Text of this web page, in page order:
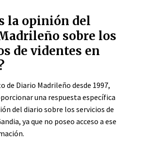
la opinión del
sobre los
de videntes en
de Diario Madrileño desde 1997,
una respuesta específica
del diario sobre los servicios de
ya que no poseo acceso a ese